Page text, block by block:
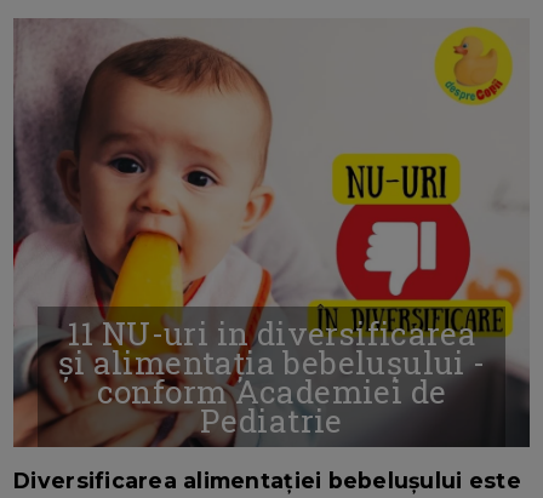
11 NU-uri in diversificarea
și alimentația bebelușului -
conform Academiei de
Pediatrie
Diversificarea alimentației bebelușului este